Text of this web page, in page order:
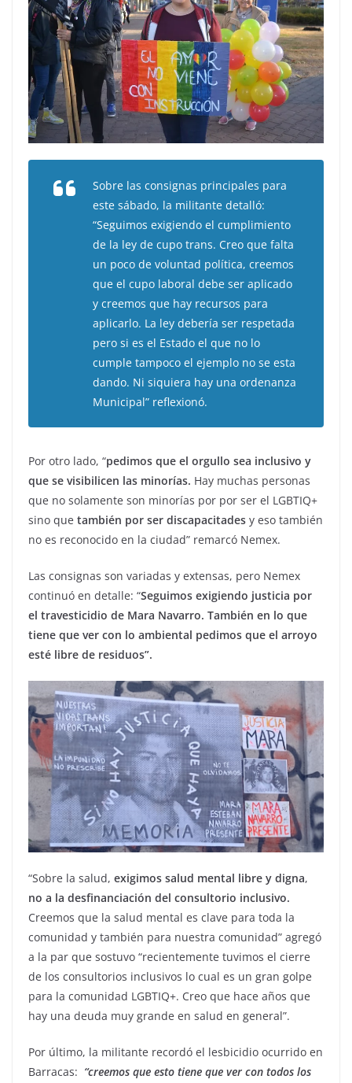
Sobre las consignas principales para
este sábado, la militante detalló:
“Seguimos exigiendo el cumplimiento
de la ley de cupo trans. Creo que falta
un poco de voluntad política, creemos
que el cupo laboral debe ser aplicado
y creemos que hay recursos para
aplicarlo. La ley debería ser respetada
pero si es el Estado el que no lo
cumple tampoco el ejemplo no se esta
dando. Ni siquiera hay una ordenanza
Municipal” reflexionó.
Por otro lado, “pedimos que el orgullo sea inclusivo y
que se visibilicen las minorías. Hay muchas personas
que no solamente son minorías por por ser el LGBTIQ+
sino que también por ser discapacitades y eso también
no es reconocido en la ciudad” remarcó Nemex.
Las consignas son variadas y extensas, pero Nemex
continuó en detalle: “Seguimos exigiendo justicia por
el travesticidio de Mara Navarro. También en lo que
tiene que ver con lo ambiental pedimos que el arroyo
esté libre de residuos”.
“Sobre la salud, exigimos salud mental libre y digna,
no a la desfinanciación del consultorio inclusivo.
Creemos que la salud mental es clave para toda la
comunidad y también para nuestra comunidad” agregó
a la par que sostuvo “recientemente tuvimos el cierre
de los consultorios inclusivos lo cual es un gran golpe
para la comunidad LGBTIQ+. Creo que hace años que
hay una deuda muy grande en salud en general”.
Por último, la militante recordó el lesbicidio ocurrido en
Barracas: “creemos que esto tiene que ver con todos los